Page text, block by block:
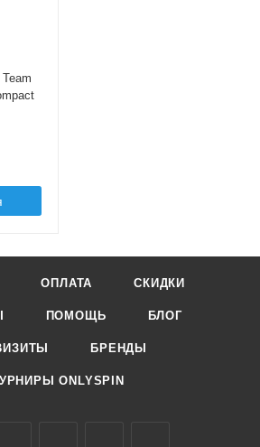
ОПЛАТА СКИДКИ
ПОМОЩЬ БЛОГ
БРЕНДЫ
ONLYSPIN